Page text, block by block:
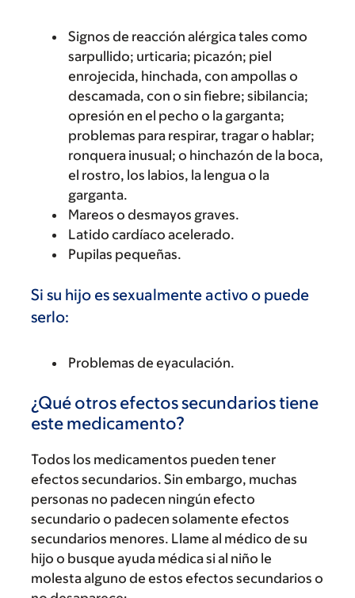
Signos de reacción alérgica tales como
sarpullido; urticaria; picazón; piel
enrojecida, hinchada, con ampollas o
descamada, con o sin fiebre; sibilancia;
opresión en el pecho o la garganta;
problemas para respirar, tragar o hablar;
ronquera inusual; o hinchazón de la boca,
el rostro, los labios, la lengua o la
garganta.
Mareos o desmayos graves.
Latido cardíaco acelerado.
Pupilas pequeñas.
Si su hijo es sexualmente activo o puede
serlo:
Problemas de eyaculación.
¿Qué otros efectos secundarios tiene
este medicamento?
Todos los medicamentos pueden tener
efectos secundarios. Sin embargo, muchas
personas no padecen ningún efecto
secundario o padecen solamente efectos
secundarios menores. Llame al médico de su
hijo o busque ayuda médica si al niño le
molesta alguno de estos efectos secundarios o